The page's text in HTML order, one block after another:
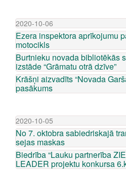
2020-10-06
Ezera inspektora aprīkojumu
motocikls
Burtnieku novada bibliotēkās
izstāde “Grāmatu otrā dzīve”
Krāšņi aizvadīts “Novada
pasākums
2020-10-05
No 7. oktobra sabiedriskajā
sejas maskas
Biedrība “Lauku partnerība
LEADER projektu konkursa